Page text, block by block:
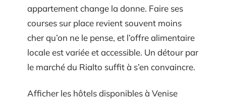
appartement change la donne. Faire ses
courses sur place revient souvent moins
cher qu’on ne le pense, et l’offre alimentaire
locale est variée et accessible. Un détour par
le marché du Rialto suffit à s’en convaincre.
Afficher les hôtels disponibles à Venise